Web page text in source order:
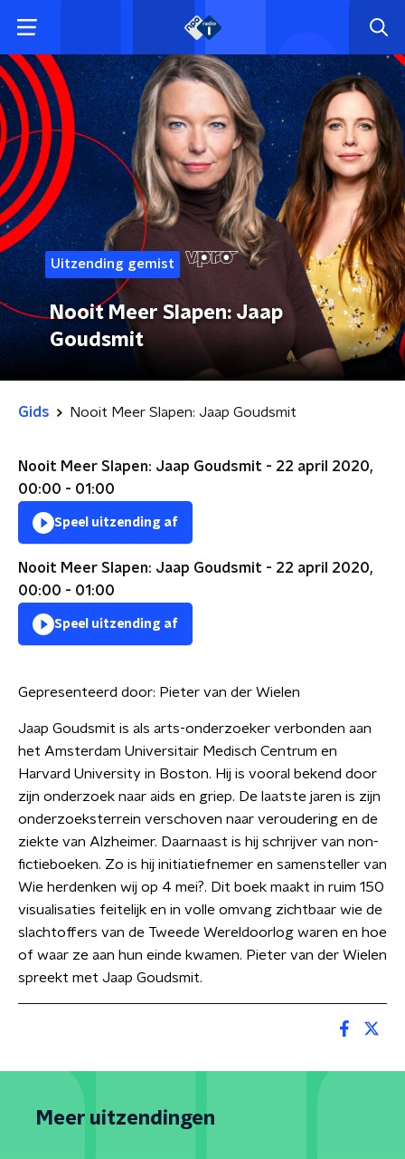
Uitzending gemist
Nooit Meer Slapen: Jaap
Goudsmit
Gids Nooit Meer Slapen: Jaap Goudsmit
Nooit Meer Slapen: Jaap Goudsmit - 22 april 2020,
00:00 - 01:00
Speel uitzending af
Nooit Meer Slapen: Jaap Goudsmit - 22 april 2020,
00:00 - 01:00
Speel uitzending af
Gepresenteerd door: Pieter van der Wielen
Jaap Goudsmit is als arts-onderzoeker verbonden aan
het Amsterdam Universitair Medisch Centrum en
Harvard University in Boston. Hij is vooral bekend door
zijn onderzoek naar aids en griep. De laatste jaren is zijn
onderzoeksterrein verschoven naar veroudering en de
ziekte van Alzheimer. Daarnaast is hij schrijver van non-
fictieboeken. Zo is hij initiatiefnemer en samensteller van
Wie herdenken wij op 4 mei?. Dit boek maakt in ruim 150
visualisaties feitelijk en in volle omvang zichtbaar wie de
slachtoffers van de Tweede Wereldoorlog waren en hoe
of waar ze aan hun einde kwamen. Pieter van der Wielen
spreekt met Jaap Goudsmit.
Meer uitzendingen